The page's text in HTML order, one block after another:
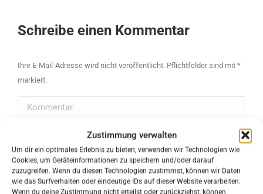
Zustimmung verwalten
Um dir ein optimales Erlebnis zu bieten, verwenden wir Technologien wie
Cookies, um Geräteinformationen zu speichern und/oder darauf
zuzugreifen. Wenn du diesen Technologien zustimmst, können wir Daten
wie das Surfverhalten oder eindeutige IDs auf dieser Website verarbeiten.
Wenn du deine Zustimmung nicht erteilst oder zurückziehst, können
Schreibe einen Kommentar
Ihre E-Mail-Adresse wird nicht veröffentlicht. Pflichtfelder sind mit *
markiert.
Kommentar